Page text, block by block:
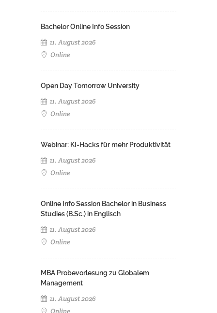
Bachelor Online Info Session
11. August 2026
Online
Open Day Tomorrow University
11. August 2026
Online
Webinar: KI-Hacks für mehr Produktivität
11. August 2026
Online
Online Info Session Bachelor in Business
Studies (B.Sc.) in Englisch
11. August 2026
Online
MBA Probevorlesung zu Globalem
Management
11. August 2026
Online